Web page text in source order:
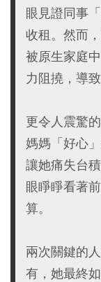
眼見證同事
收租。然而
被原生家庭
力阻撓，導
更令人震驚
媽媽「好心
讓她痛失台
眼睜睜看著
算。
兩次關鍵的
有，她最終